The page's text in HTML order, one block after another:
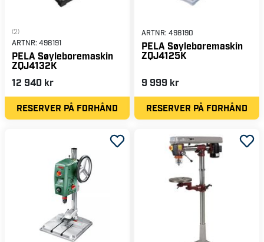
(2)
ARTNR: 498191
PELA Søyleboremaskin
ZQJ4132K
12 940 kr
RESERVER PÅ FORHÅND
ARTNR: 498190
PELA Søyleboremaskin
ZQJ4125K
9 999 kr
RESERVER PÅ FORHÅND